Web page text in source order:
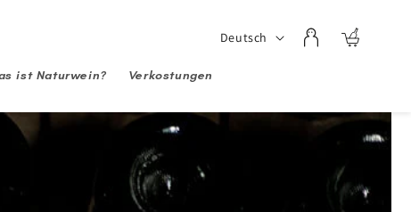
ist Naturwein? Verkostungen
Sprache
Deutsch EinloggenWarenkorb